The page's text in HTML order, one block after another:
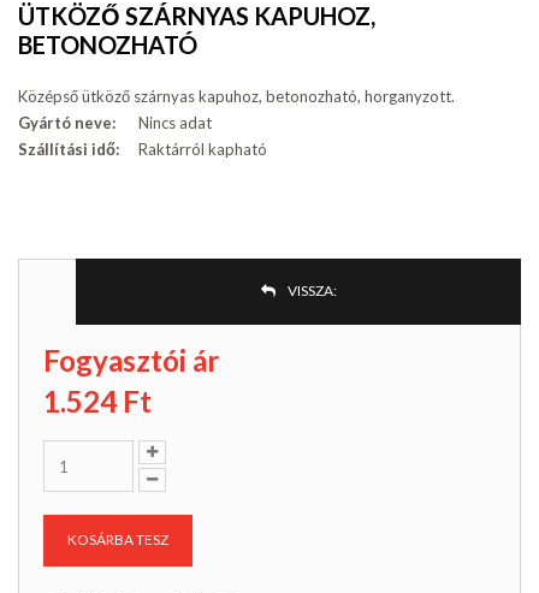
ÜTKÖZŐ SZÁRNYAS KAPUHOZ,
BETONOZHATÓ
Középső ütköző szárnyas kapuhoz, betonozható, horganyzott.
Gyártó neve:
Nincs adat
Szállítási idő:
Raktárról kapható
VISSZA:
Fogyasztói ár
1.524 Ft
KOSÁRBA TESZ